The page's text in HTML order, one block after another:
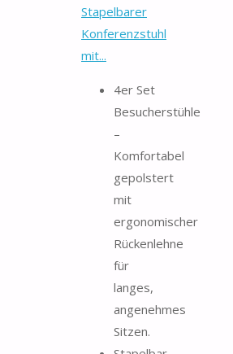
Stapelbarer
Konferenzstuhl
mit...
4er Set
Besucherstühle
–
Komfortabel
gepolstert
mit
ergonomischer
Rückenlehne
für
langes,
angenehmes
Sitzen.